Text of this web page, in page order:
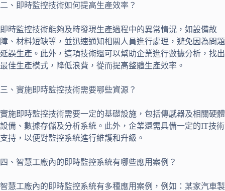
二、即時監控技術如何提高生產效率？
即時監控技術能夠及時發現生產過程中的異常情況，如設備故
障、材料短缺等，並迅速通知相關人員進行處理，避免因為問題
延誤生產。此外，這項技術還可以幫助企業進行數據分析，找出
最佳生產模式，降低浪費，從而提高整體生產效率。
三、實施即時監控技術需要哪些資源？
實施即時監控技術需要一定的基礎設施，包括傳感器及相關硬體
設備、數據存儲及分析系統。此外，企業還需具備一定的IT技術
支持，以便對監控系統進行維護和升級。
四、智慧工廠內的即時監控系統有哪些應用案例？
智慧工廠內的即時監控系統有多種應用案例，例如：某家汽車製